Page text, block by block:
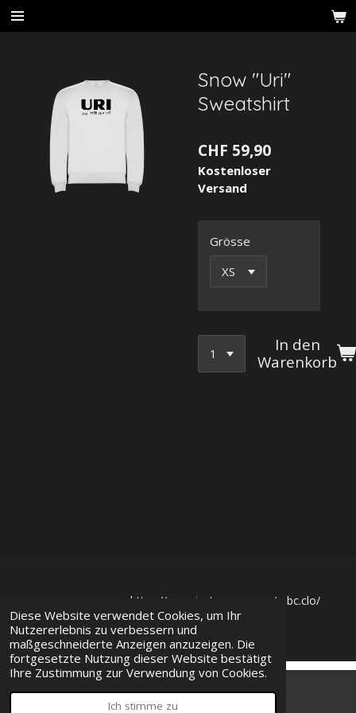
Diese Website verwendet Cookies, um Ihr
Nutzererlebnis zu verbessern und
maßgeschneiderte Anzeigen anzuzeigen. Die
fortgesetzte Nutzung dieser Website bestätigt
Ihre Zustimmung zur Verwendung von Cookies.
Ich stimme zu
Zum
Hauptinhalt
Snow "Uri"
Sweatshirt
CHF 59,90
Kostenloser
Versand
Grösse
In den
Warenkorb
https://www.instagram.com/mbc.clo/
© 2023MBC Clothing